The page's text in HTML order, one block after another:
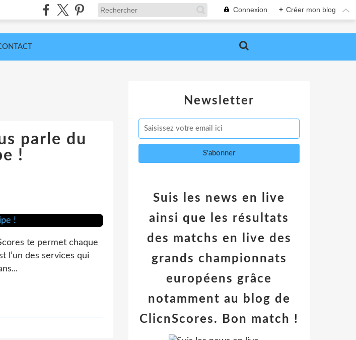
Connexion + Créer mon blog
parle du
!
te permet chaque
l’un des services qui
Newsletter
Suis les news en live
ainsi que les résultats
des matchs en live des
grands championnats
européens grâce
notamment au blog de
ClicnScores. Bon match !